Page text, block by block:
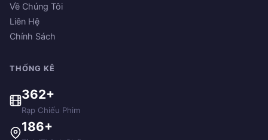
Về Chúng Tôi
Liên Hệ
Chính Sách
THỐNG KÊ
362+
Rạp Chiếu Phim
186+